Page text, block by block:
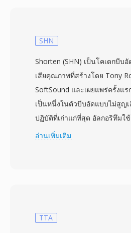
SHN
Shorten (SHN) เป็นโคเดกบีบ
เสียคุณภาพที่สร้างโดย Tony
SoftSound และเผยแพร่ครั้งแ
เป็นหนึ่งในตัวบีบอัดแบบไม่สูญ
ปฏิบัติที่เก่าแก่ที่สุด อัลกอริทึมใ
เพื่อประมาณค่าตัวอย่างแต่ละตั
1990 ในฐานะรูปแบบที่นิยมสำห
อ่านเพิ่มเติม
TTA